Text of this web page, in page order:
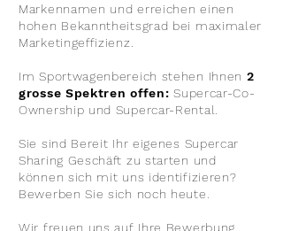
Markennamen und erreichen einen
hohen Bekanntheitsgrad bei maximaler
Marketingeffizienz.
Im Sportwagenbereich stehen Ihnen 2
grosse Spektren offen: Supercar-Co-
Ownership und Supercar-Rental.
Sie sind Bereit Ihr eigenes Supercar
Sharing Geschäft zu starten und
können sich mit uns identifizieren?
Bewerben Sie sich noch heute.
Wir freuen uns auf Ihre Bewerbung.